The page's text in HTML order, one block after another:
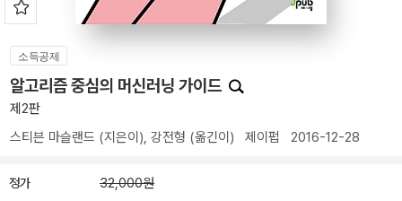
소득공제
알고리즘 중심의 머신러닝 가이드
제2판
스티븐 마슬랜드 (지은이), 강전형 (옮긴이) 제이펍 2016-12-28
정가 32,000원